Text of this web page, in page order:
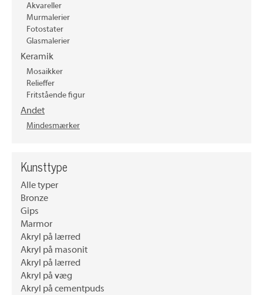
Akvareller
Murmalerier
Fotostater
Glasmalerier
Keramik
Mosaikker
Relieffer
Fritstående figur
Andet
Mindesmærker
Kunsttype
Alle typer
Bronze
Gips
Marmor
Akryl på lærred
Akryl på masonit
Akryl på lærred
Akryl på væg
Akryl på cementpuds